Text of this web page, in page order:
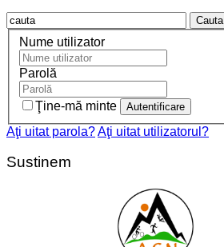
Cauta
Nume utilizator
Parolă
Ţine-mă minte
Aţi uitat parola?Aţi uitat utilizatorul?
Sustinem